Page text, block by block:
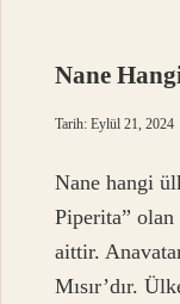
Nane
Tarih: Eylül 21, 2024
Nane hangi
Piperita”
aittir.
Mısır’dır.